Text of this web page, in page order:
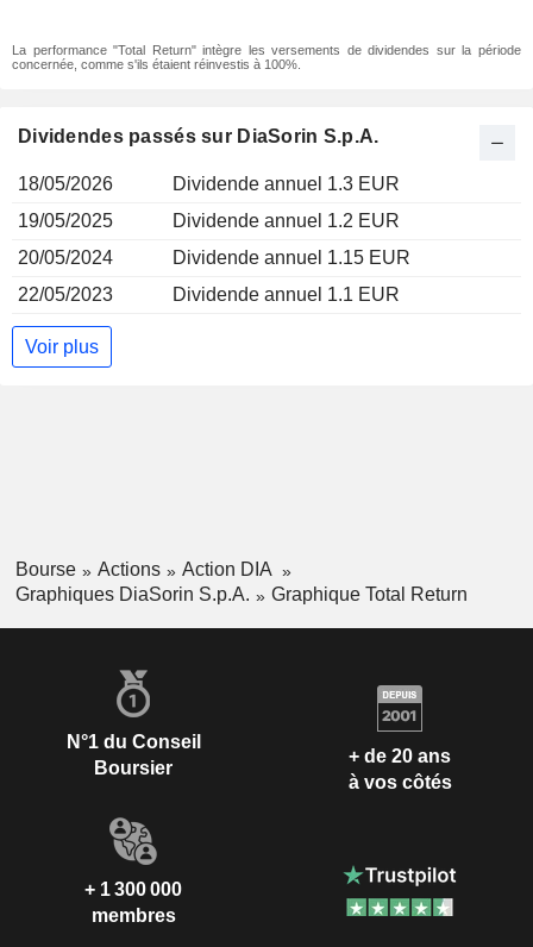
La performance "Total Return" intègre les versements de dividendes sur la période
concernée, comme s'ils étaient réinvestis à 100%.
Dividendes passés sur DiaSorin S.p.A.
18/05/2026
Dividende annuel 1.3 EUR
19/05/2025
Dividende annuel 1.2 EUR
20/05/2024
Dividende annuel 1.15 EUR
22/05/2023
Dividende annuel 1.1 EUR
Voir plus
Bourse Actions
Action DIA
Graphiques DiaSorin S.p.A.
Graphique Total Return
N°1 du Conseil
Boursier
+ de 20 ans
à vos côtés
+ 1 300 000
membres